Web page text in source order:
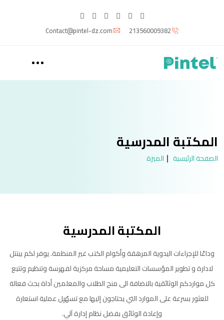
213560009382
Contact@pintel-dz.com
المكتبة المدرسية
الصفحة الرئيسية الميزة
المكتبة المدرسية
وداعًا للإجراءات اليدوية المرهقة وأكوام الكتب غير المنظمة. يوفر لكم بينتل
لادارة و تطوير المؤسسات التعليمية مساحة مركزية لفهرسة وتنظيم وتتبع
كل مواردكم الوثائقية بالاضافة الى منح الطلاب والمعلمين أداة بحث فعالة
للعثور بسرعة على الموارد التي يحتاجون إليها مع تسهّيِل عملية استعارة
وإعادة الوثائق بفضل نظام إدارة آلي.